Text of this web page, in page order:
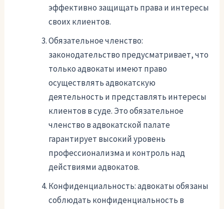
эффективно защищать права и интересы
своих клиентов.
Обязательное членство:
законодательство предусматривает, что
только адвокаты имеют право
осуществлять адвокатскую
деятельность и представлять интересы
клиентов в суде. Это обязательное
членство в адвокатской палате
гарантирует высокий уровень
профессионализма и контроль над
действиями адвокатов.
Конфиденциальность: адвокаты обязаны
соблюдать конфиденциальность в